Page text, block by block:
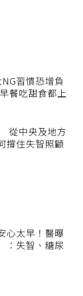
習慣恐增負
餐吃甜食都上
從中央及地方
撐住失智照顧
心太早！醫曝
：失智、糖尿